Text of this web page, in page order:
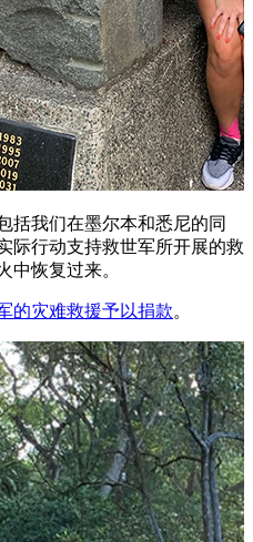
括我们在墨尔本和悉尼的同
际行动支持救世军所开展的救
中恢复过来。
的灾难救援予以捐款。